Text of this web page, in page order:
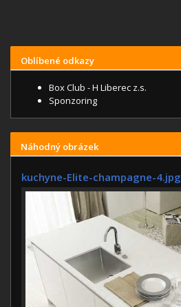
Oblíbené odkazy
Box Club - H Liberec z.s.
Sponzoring
Náhodný obrázek
kuchyne-Elite-champagne-4.jpg